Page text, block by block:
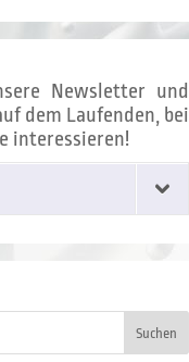
Newsletter und
dem Laufenden, bei
interessieren!
Suchen